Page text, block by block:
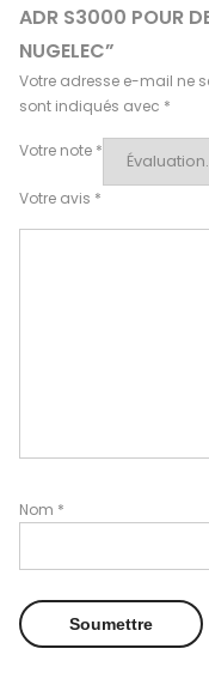
ADR S3000 POUR
NUGELEC”
Votre adresse e-mail ne
sont indiqués avec *
Votre note *
Votre avis *
Nom *